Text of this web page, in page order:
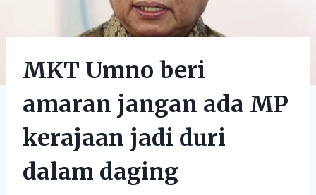
MKT Umno beri
amaran jangan ada MP
kerajaan jadi duri
dalam daging